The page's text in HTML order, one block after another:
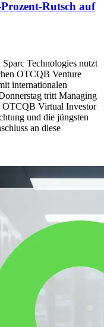
Rutsch auf
Technologies nutzt
OTCQB Venture
internationalen
tritt Managing
Virtual Investor
und die jüngsten
an diese